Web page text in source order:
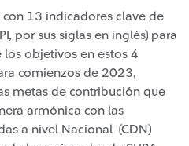
con 13 indicadores clave de
por sus siglas en inglés) para
objetivos en estos 4
comienzos de 2023,
metas de contribución que
armónica con las
a nivel Nacional (CDN)